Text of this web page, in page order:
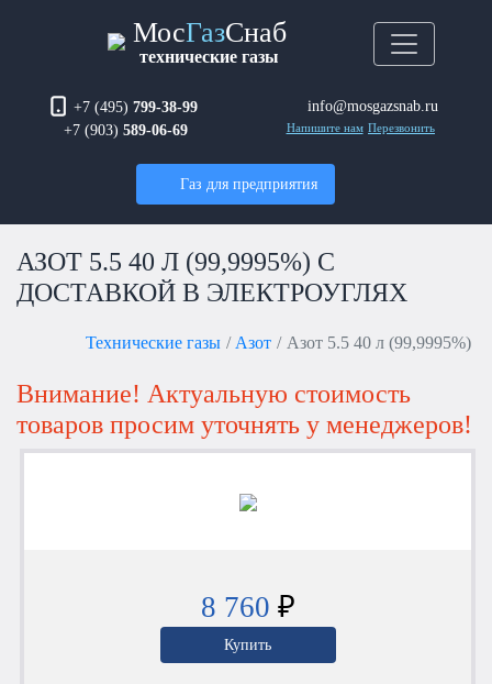
МосГазСнаб
технические газы
+7 (495) 799-38-99
+7 (903) 589-06-69
info@mosgazsnab.ru
Напишите нам Перезвонить
Газ для предприятия
АЗОТ 5.5 40 Л (99,9995%) С
ДОСТАВКОЙ В ЭЛЕКТРОУГЛЯХ
Технические газы Азот Азот 5.5 40 л (99,9995%)
Внимание! Актуальную стоимость
товаров просим уточнять у менеджеров!
8 760 ₽
Купить